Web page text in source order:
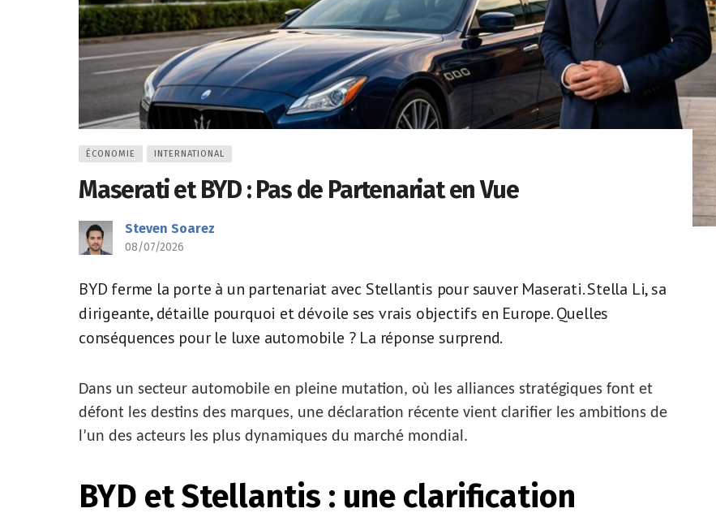
ÉCONOMIE INTERNATIONAL
Maserati et BYD : Pas de Partenariat en Vue
Steven Soarez
08/07/2026
BYD ferme la porte à un partenariat avec Stellantis pour sauver Maserati. Stella Li, sa
dirigeante, détaille pourquoi et dévoile ses vrais objectifs en Europe. Quelles
conséquences pour le luxe automobile ? La réponse surprend.
Dans un secteur automobile en pleine mutation, où les alliances stratégiques font et
défont les destins des marques, une déclaration récente vient clarifier les ambitions de
l’un des acteurs les plus dynamiques du marché mondial.
BYD et Stellantis : une clarification